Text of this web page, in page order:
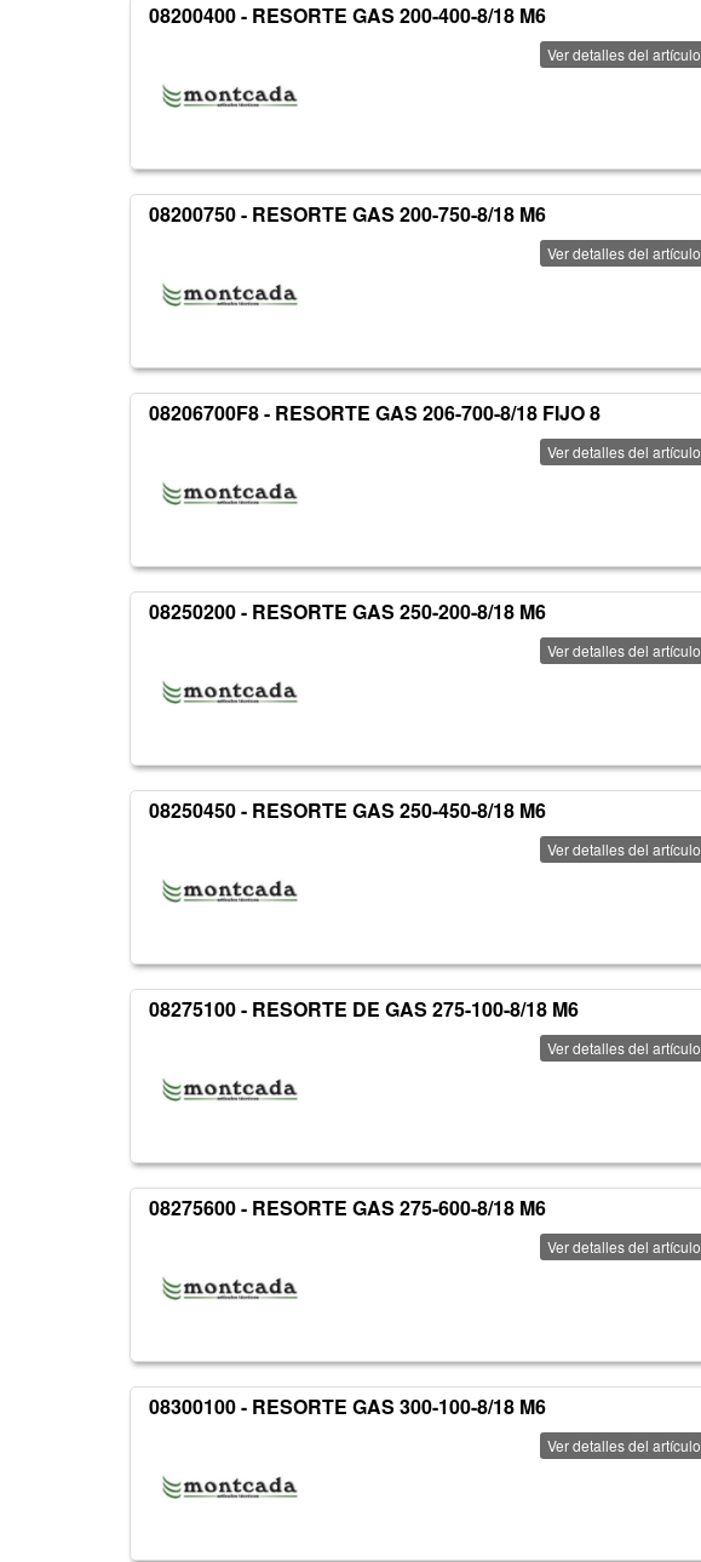
08200400 - RESORTE GAS 200-400-8/18 M6
Ver detalles del artículo
08200750 - RESORTE GAS 200-750-8/18 M6
Ver detalles del artículo
08206700F8 - RESORTE GAS 206-700-8/18 FIJO 8
Ver detalles del artículo
08250200 - RESORTE GAS 250-200-8/18 M6
Ver detalles del artículo
08250450 - RESORTE GAS 250-450-8/18 M6
Ver detalles del artículo
08275100 - RESORTE DE GAS 275-100-8/18 M6
Ver detalles del artículo
08275600 - RESORTE GAS 275-600-8/18 M6
Ver detalles del artículo
08300100 - RESORTE GAS 300-100-8/18 M6
Ver detalles del artículo